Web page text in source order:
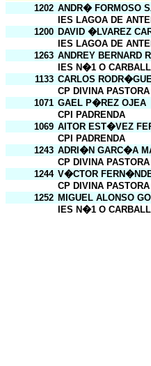
1202 ANDR� FORMOSO
IES LAGOA DE
1200 DAVID �LVAREZ
IES LAGOA DE
1263 ANDREY BERNARD
IES N�1 O
1133 CARLOS
CP DIVINA
1071 GAEL P�REZ OJEA
CPI PADRENDA
1069 AITOR EST�VEZ
CPI PADRENDA
1243 ADRI�N GARC�A
CP DIVINA
1244 V�CTOR
CP DIVINA
1252 MIGUEL ALONSO
IES N�1 O